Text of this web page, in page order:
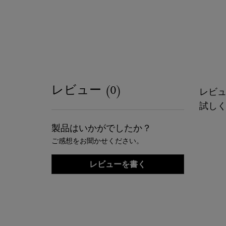
レビュー (0)
製品はいかがでしたか？
ご感想をお聞かせください。
レビューを書く
レビ
試し